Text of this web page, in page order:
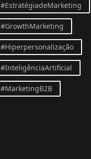
#EstratégiadeMarketing
#GrowthMarketing
#Hiperpersonalização
#InteligênciaArtificial
#MarketingB2B